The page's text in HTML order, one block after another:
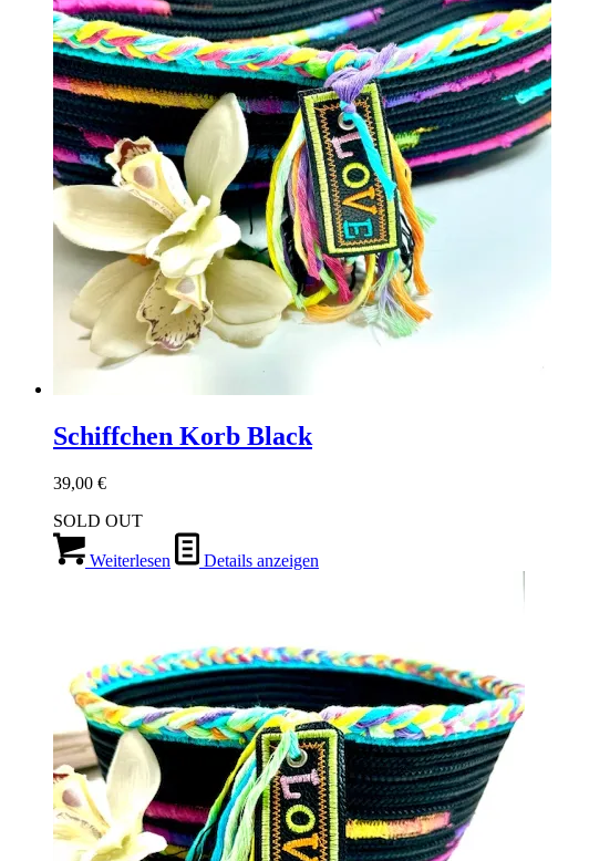
Schiffchen Korb Black
39,00 €
SOLD OUT
Weiterlesen Details anzeigen